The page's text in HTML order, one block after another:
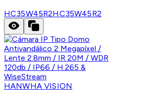
HC35W45R2HC35W45R2
HANWHA VISION